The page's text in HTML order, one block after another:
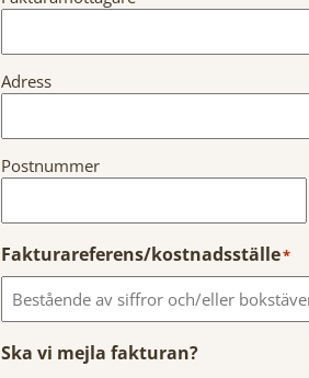
Adress
Postnummer
Fakturareferens/kostnadsställe*
Ska vi mejla fakturan?